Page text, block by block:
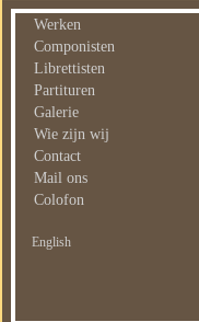
Werken
Componisten
Librettisten
Partituren
Galerie
Wie zijn wij
Contact
Mail ons
Colofon
English